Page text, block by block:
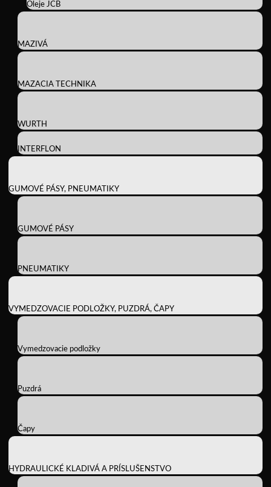
Oleje JCB
MAZIVÁ
MAZACIA TECHNIKA
WURTH
INTERFLON
GUMOVÉ PÁSY, PNEUMATIKY
GUMOVÉ PÁSY
PNEUMATIKY
VYMEDZOVACIE PODLOŽKY, PUZDRÁ, ČAPY
Vymedzovacie podložky
Puzdrá
Čapy
HYDRAULICKÉ KLADIVÁ A PRÍSLUŠENSTVO